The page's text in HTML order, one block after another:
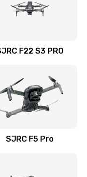
F22 S3 PRO
SJRC F5 Pro